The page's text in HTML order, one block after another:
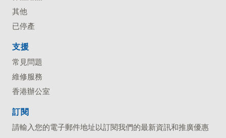
其他
已停產
支援
常見問題
維修服務
香港辦公室
訂閱
請輸入您的電子郵件地址以訂閱我們的最新資訊和推廣優惠